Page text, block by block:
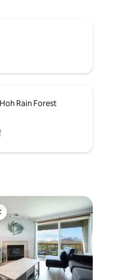
Rain Forest